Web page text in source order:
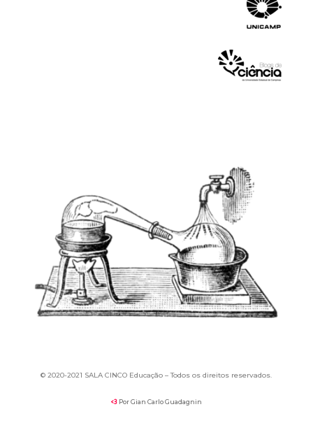
© 2020-2021 SALA CINCO Educação –Todos os direitos reservados.
<3 Por Gian Carlo Guadagnin